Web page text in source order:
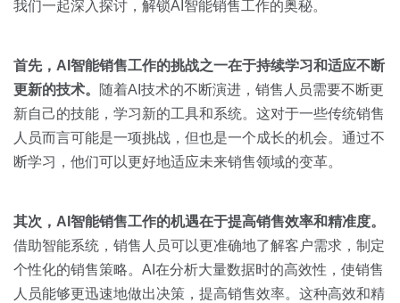
金融
按角色
销售人员
销售管理
交易跟进
培训辅导
销售会话智能
我们一起深入探讨，解锁AI智能销售工作的奥秘。
首先， AI 智能销售工作的挑战之一在于持续学习和适应不断
更新的技术。
随着AI技术的不断演进，销售人员需要不断更
新自己的技能，学习新的工具和系统。这对于一些传统销售
人员而言可能是一项挑战，但也是一个成长的机会。通过不
断学习，他们可以更好地适应未来销售领域的变革。
其次，AI智能销售工作的机遇在于提高销售效率和精准度。
借助智能系统，销售人员可以更准确地了解客户需求，制定
个性化的销售策略。AI在分析大量数据时的高效性，使销售
人员能够更迅速地做出决策，提高销售效率。这种高效和精